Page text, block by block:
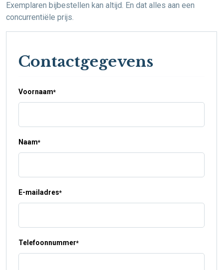
Exemplaren bijbestellen kan altijd. En dat alles aan een
concurrentiële prijs.
Contactgegevens
Voornaam*
Naam*
E-mailadres*
Telefoonnummer*